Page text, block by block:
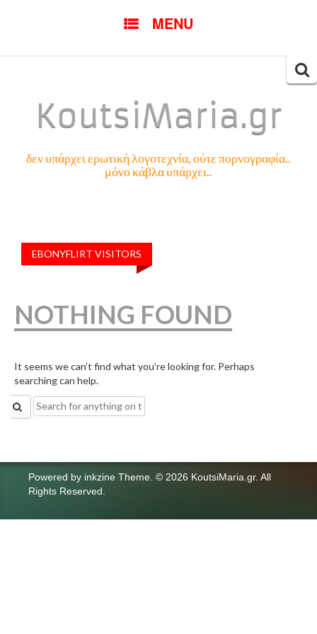
MENU
KoutsiMaria.gr
δεν υπάρχει ερωτική λογοτεχνία, ούτε πορνογραφία..
μόνο κάβλα υπάρχει..
EBONYFLIRT VISITORS
NOTHING FOUND
It seems we can’t find what you’re looking for. Perhaps
searching can help.
Search
for:
Powered by inkzine Theme © 2026 KoutsiMaria.gr. All
Rights Reserved.